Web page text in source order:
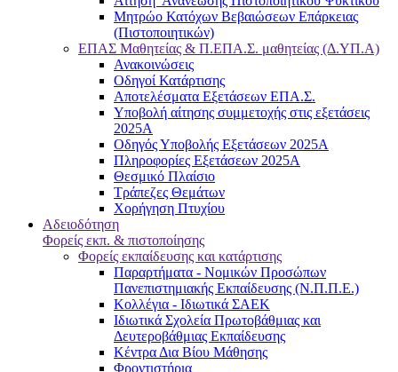
Μητρώο Κατόχων Βεβαιώσεων Επάρκειας
(Πιστοποιητικών)
ΕΠΑΣ Μαθητείας & Π.ΕΠΑ.Σ. μαθητείας (Δ.ΥΠ.Α)
Ανακοινώσεις
Oδηγοί Κατάρτισης
Αποτελέσματα Εξετάσεων ΕΠΑ.Σ.
Υποβολή αίτησης συμμετοχής στις εξετάσεις
2025Α
Οδηγός Υποβολής Εξετάσεων 2025A
Πληροφορίες Εξετάσεων 2025Α
Θεσμικό Πλαίσιο
Τράπεζες Θεμάτων
Χορήγηση Πτυχίου
Αδειοδότηση
Φορείς εκπ. & πιστοποίησης
Φορείς εκπαίδευσης και κατάρτισης
Παραρτήματα - Νομικών Προσώπων
Πανεπιστημιακής Εκπαίδευσης (Ν.Π.Π.Ε.)
Κολλέγια - Ιδιωτικά ΣΑΕΚ
Ιδιωτικά Σχολεία Πρωτοβάθμιας και
Δευτεροβάθμιας Εκπαίδευσης
Κέντρα Δια Βίου Μάθησης
Φροντιστήρια